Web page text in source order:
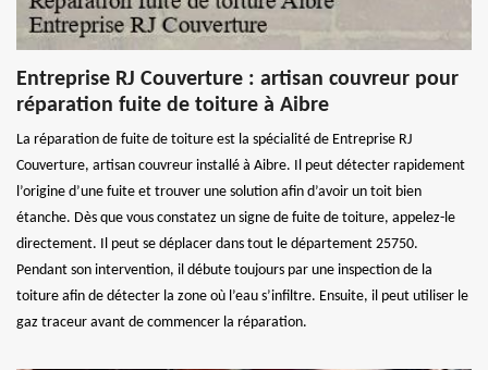
Entreprise RJ Couverture : artisan couvreur pour
réparation fuite de toiture à Aibre
La réparation de fuite de toiture est la spécialité de Entreprise RJ
Couverture, artisan couvreur installé à Aibre. Il peut détecter rapidement
l’origine d’une fuite et trouver une solution afin d’avoir un toit bien
étanche. Dès que vous constatez un signe de fuite de toiture, appelez-le
directement. Il peut se déplacer dans tout le département 25750.
Pendant son intervention, il débute toujours par une inspection de la
toiture afin de détecter la zone où l’eau s’infiltre. Ensuite, il peut utiliser le
gaz traceur avant de commencer la réparation.